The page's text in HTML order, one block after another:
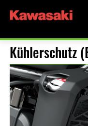
Kühlerschutz